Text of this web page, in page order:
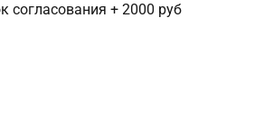
согласования + 2000 руб